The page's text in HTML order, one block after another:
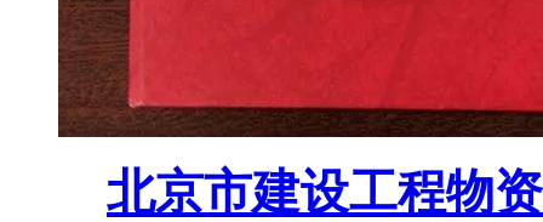
北京市建设工程物